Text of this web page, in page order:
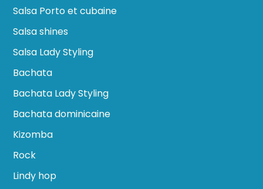
Salsa Porto et cubaine
Salsa shines
Salsa Lady Styling
Bachata
Bachata Lady Styling
Bachata dominicaine
Kizomba
Rock
Lindy hop